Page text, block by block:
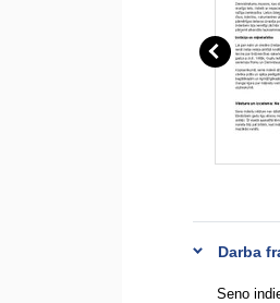
Darba
Seno